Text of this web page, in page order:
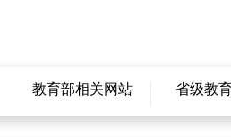
教育部相关网站
中国高等教育学生信息
省级教
北京市教